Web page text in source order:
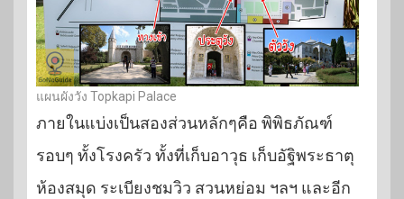
แผนผังวัง Topkapi Palace
ภายในแบ่งเป็นสองส่วนหลักๆคือ พิพิธภัณฑ์
รอบๆ ทั้งโรงครัว ทั้งที่เก็บอาวุธ เก็บอัฐิพระธาตุ
ห้องสมุด ระเบียงชมวิว สวนหย่อม ฯลฯ และอีก